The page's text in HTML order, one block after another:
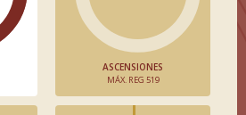
ASCENSIONES
MÁX. REG 519